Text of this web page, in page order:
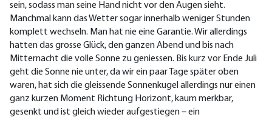
sein, sodass man seine Hand nicht vor den Augen sieht.
Manchmal kann das Wetter sogar innerhalb weniger Stunden
komplett wechseln. Man hat nie eine Garantie. Wir allerdings
hatten das grosse Glück, den ganzen Abend und bis nach
Mitternacht die volle Sonne zu geniessen. Bis kurz vor Ende Juli
geht die Sonne nie unter, da wir ein paar Tage später oben
waren, hat sich die gleissende Sonnenkugel allerdings nur einen
ganz kurzen Moment Richtung Horizont, kaum merkbar,
gesenkt und ist gleich wieder aufgestiegen – ein